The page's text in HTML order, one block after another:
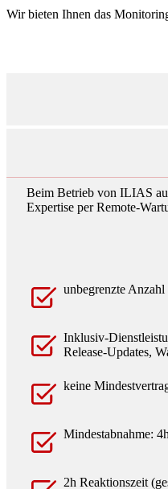
Wir bieten Ihnen das
Beim Betrieb von ILIAS
Expertise per Remote-
unbegrenzte
Inklusiv-
Release-Updates,
keine
Mindestabnahme:
2h Reaktionszeit